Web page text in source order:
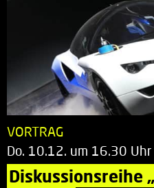
VORTRAG
Do. 10.12. um 16.30 Uhr
Diskussionsreihe